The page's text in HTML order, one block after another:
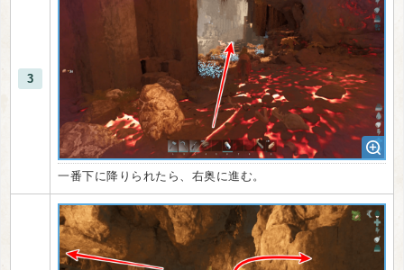
3
一番下に降りられたら、右奥に進む。